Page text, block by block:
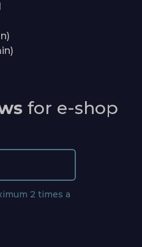
for e-shop
2 times a